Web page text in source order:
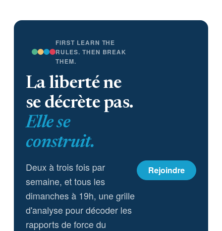
FIRST LEARN THE
RULES. THEN BREAK
THEM.
La liberté ne
se décrète pas.
Elle se
construit.
Deux à trois fois par
semaine, et tous les
dimanches à 19h, une grille
d'analyse pour décoder les
rapports de force du
Rejoindre